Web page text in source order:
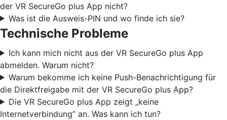
der VR SecureGo plus App nicht?
Was ist die Ausweis-PIN und wo finde ich sie?
Technische Probleme
Ich kann mich nicht aus der VR SecureGo plus App
abmelden. Warum nicht?
Warum bekomme ich keine Push-Benachrichtigung für
die Direktfreigabe mit der VR SecureGo plus App?
Die VR SecureGo plus App zeigt „keine
Internetverbindung” an. Was kann ich tun?